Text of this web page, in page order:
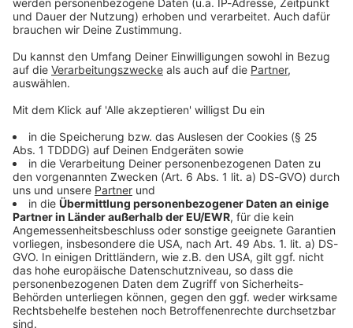
Sprachnachricht
© dpa-infocom, dpa:260703-930-328079/1
Bayern